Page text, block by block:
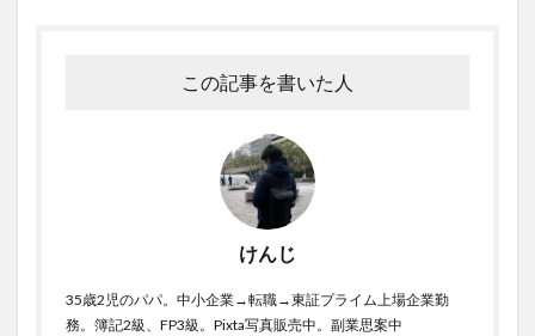
この記事を書いた人
けんじ
35歳2児のパパ。中小企業→転職→東証プライム上場企業勤
務。簿記2級、FP3級。Pixta写真販売中。副業思案中